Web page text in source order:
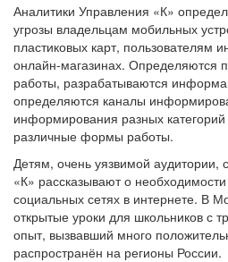
Аналитики Управления «К»
угрозы владельцам мобильных
пластиковых карт, пользователям
онлайн-магазинах. Определяются
работы, разрабатываются
определяются каналы
информирования разных
различные формы работы.
Детям, очень уязвимой аудитории,
«К» рассказывают о
социальных сетях в интернете. В
открытые уроки для школьников с
опыт, вызвавший много
распространён на регионы России.